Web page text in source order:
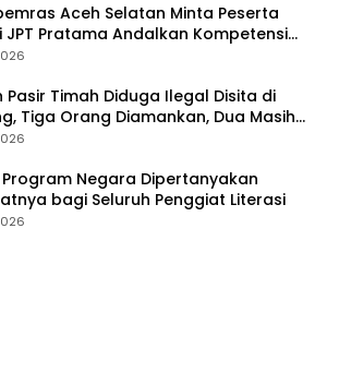
Aceh Selatan Minta Peserta
JPT Pratama Andalkan Kompetensi
Bukan Kedekatan
Pasir Timah Diduga Ilegal Disita di
Tiga Orang Diamankan, Dua Masih
Negara Dipertanyakan
bagi Seluruh Penggiat Literasi